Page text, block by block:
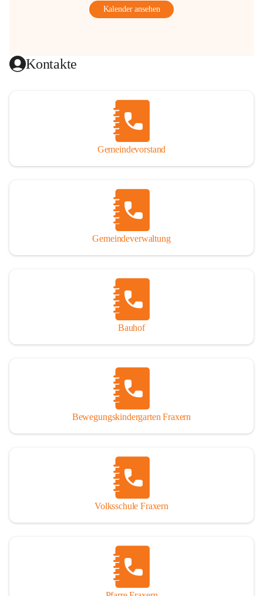
Kalender ansehen
Kontakte
Gemeindevorstand
Gemeindeverwaltung
Bauhof
Bewegungskindergarten Fraxern
Volksschule Fraxern